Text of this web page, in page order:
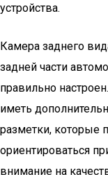
устройства.
Камера заднего
задней части
правильно
иметь
разметки, которые
ориентироваться
внимание на